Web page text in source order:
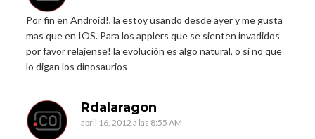
Por fin en Android!, la estoy usando desde ayer y me gusta
mas que en IOS. Para los applers que se sienten invadidos
por favor relajense! la evolución es algo natural, o si no que
lo digan los dinosaurios
Rdalaragon
abril 16, 2012 a las 8:55 AM